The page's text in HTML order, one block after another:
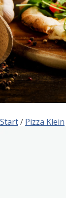
Start/ Pizza Klein